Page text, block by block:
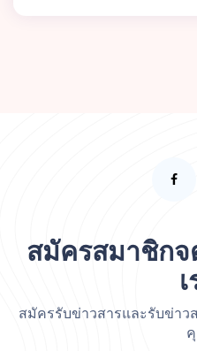
สมัครสมาชิก
สมัครรับข่าวสารและรับข่าว